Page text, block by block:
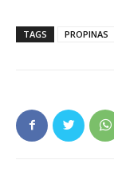
TAGS PROPINAS